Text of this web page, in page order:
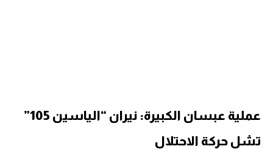
عملية عبسان الكبيرة: نيران “الياسين 105”
تشل حركة الاحتلال